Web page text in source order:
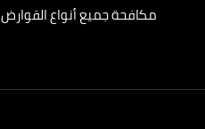
مكافحة جميع أنواع القوارض